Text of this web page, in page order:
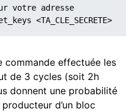
votre adresse
<TA_CLE_SECRETE>
commande effectuée les
de 3 cycles (soit 2h
donnent une probabilité
d’un bloc